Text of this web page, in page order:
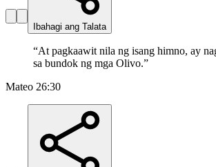
Ibahagi ang Talata
“At pagkaawit nila ng isang himno, ay
sa bundok ng mga Olivo.”
Mateo 26:30